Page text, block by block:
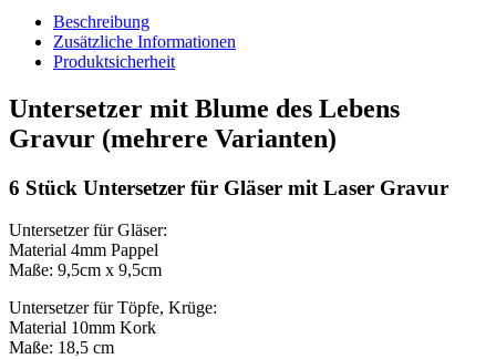
Beschreibung
Zusätzliche Informationen
Produktsicherheit
Untersetzer mit Blume des Lebens
Gravur (mehrere Varianten)
6 Stück Untersetzer für Gläser mit Laser Gravur
Untersetzer für Gläser:
Material 4mm Pappel
Maße: 9,5cm x 9,5cm
Untersetzer für Töpfe, Krüge:
Material 10mm Kork
Maße: 18,5 cm